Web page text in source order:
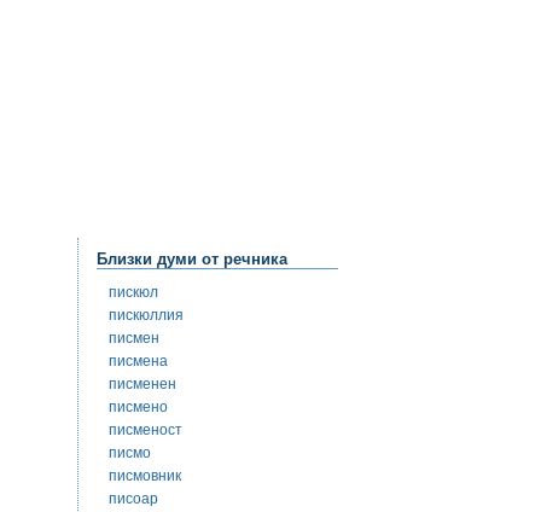
Близки думи от речника
пискюл
пискюллия
писмен
писмена
писменен
писмено
писменост
писмо
писмовник
писоар